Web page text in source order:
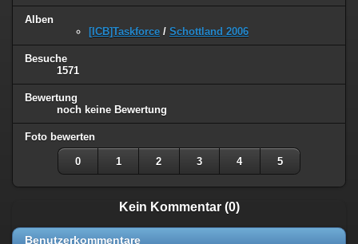
Alben
[ICB]Taskforce / Schottland 2006
Besuche
1571
Bewertung
noch keine Bewertung
Foto bewerten
0 1 2 3 4 5
Kein Kommentar (0)
Benutzerkommentare